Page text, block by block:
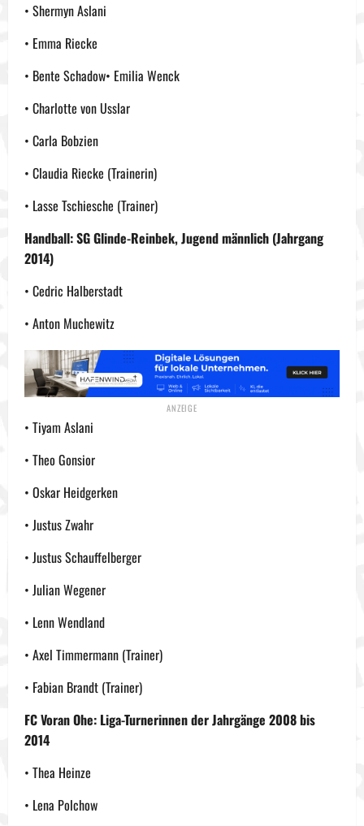
• Shermyn Aslani
• Emma Riecke
• Bente Schadow• Emilia Wenck
• Charlotte von Usslar
• Carla Bobzien
• Claudia Riecke (Trainerin)
• Lasse Tschiesche (Trainer)
Handball: SG Glinde-Reinbek, Jugend männlich (Jahrgang
2014)
• Cedric Halberstadt
• Anton Muchewitz
• Tiyam Aslani
• Theo Gonsior
• Oskar Heidgerken
• Justus Zwahr
• Justus Schauffelberger
• Julian Wegener
• Lenn Wendland
• Axel Timmermann (Trainer)
• Fabian Brandt (Trainer)
FC Voran Ohe: Liga-Turnerinnen der Jahrgänge 2008 bis
2014
• Thea Heinze
• Lena Polchow